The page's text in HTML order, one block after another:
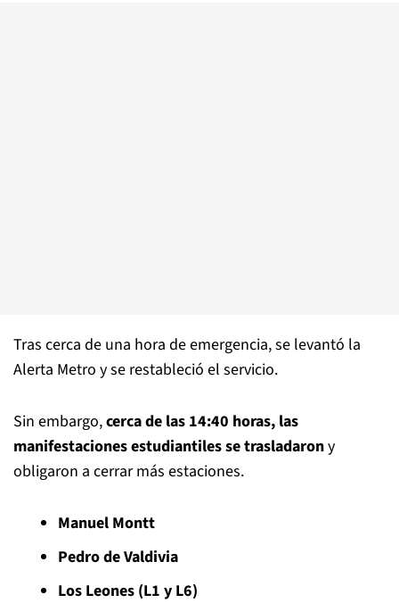
Tras cerca de una hora de emergencia, se levantó la
Alerta Metro y se restableció el servicio.
Sin embargo,cerca de las 14:40 horas, las
manifestaciones estudiantiles se trasladarony
obligaron a cerrar más estaciones.
Manuel Montt
Pedro de Valdivia
Los Leones (L1 y L6)